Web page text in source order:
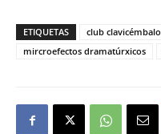
ETIQUETAS club clavicémbalo
mircroefectos dramatúrxicos